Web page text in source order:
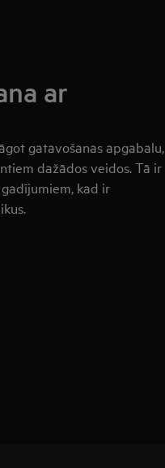
ar
gatavošanas apgabalu,
dažādos veidos. Tā ir
kad ir